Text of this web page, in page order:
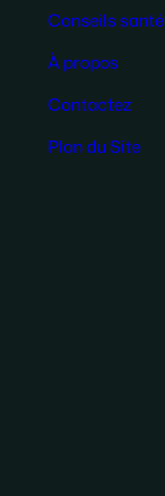
Conseils santé
À propos
Contactez
Plan du Site